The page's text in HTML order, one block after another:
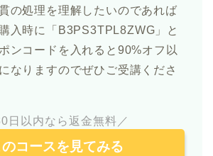
の処理を理解したいのであれば
入時に「B3PS3TPL8ZWG」と
ンコードを入れると90%オフ以
なりますのでぜひご受講くださ
日以内なら返金無料／
のコースを見てみる